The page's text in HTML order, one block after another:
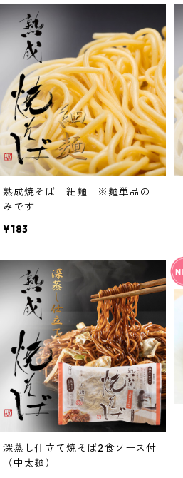
熟成焼そば 細麺 ※麺単品の
みです
¥183
深蒸し仕立て焼そば2食ソース付
（中太麺）